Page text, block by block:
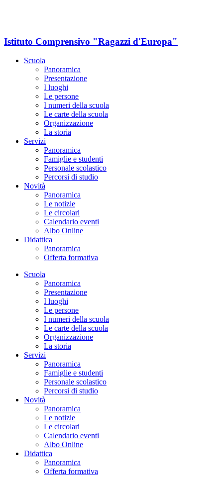
Istituto Comprensivo "Ragazzi d'Europa"
Scuola
Panoramica
Presentazione
I luoghi
Le persone
I numeri della scuola
Le carte della scuola
Organizzazione
La storia
Servizi
Panoramica
Famiglie e studenti
Personale scolastico
Percorsi di studio
Novità
Panoramica
Le notizie
Le circolari
Calendario eventi
Albo Online
Didattica
Panoramica
Offerta formativa
Scuola
Panoramica
Presentazione
I luoghi
Le persone
I numeri della scuola
Le carte della scuola
Organizzazione
La storia
Servizi
Panoramica
Famiglie e studenti
Personale scolastico
Percorsi di studio
Novità
Panoramica
Le notizie
Le circolari
Calendario eventi
Albo Online
Didattica
Panoramica
Offerta formativa